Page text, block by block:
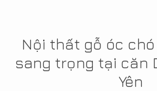
Nội thất gỗ óc
sang trọng tại căn
Yên